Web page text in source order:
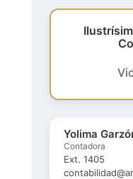
Yolima
Contadora
Ext. 1405